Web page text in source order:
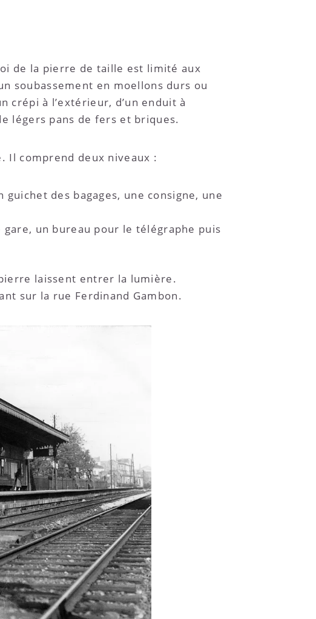
de la pierre de taille est limité aux
soubassement en moellons durs ou
crépi à l’extérieur, d’un enduit à
légers pans de fers et briques.
Il comprend deux niveaux :
des bagages, une consigne, une
un bureau pour le télégraphe puis
laissent entrer la lumière.
sur la rue Ferdinand Gambon.